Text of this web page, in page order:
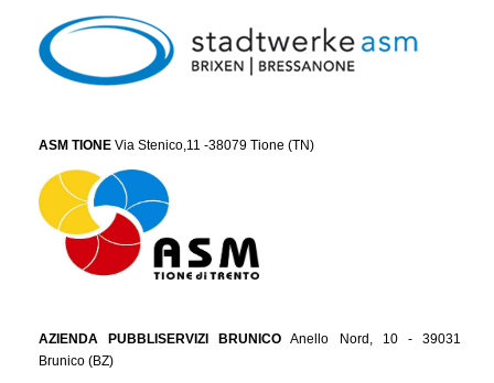
ASM TIONE Via Stenico,11 -38079 Tione (TN)
AZIENDA PUBBLISERVIZI BRUNICO Anello Nord, 10 - 39031
Brunico (BZ)